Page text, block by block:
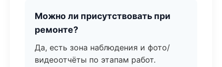
Можно ли присутствовать при
ремонте?
Да, есть зона наблюдения и фото/
видеоотчёты по этапам работ.